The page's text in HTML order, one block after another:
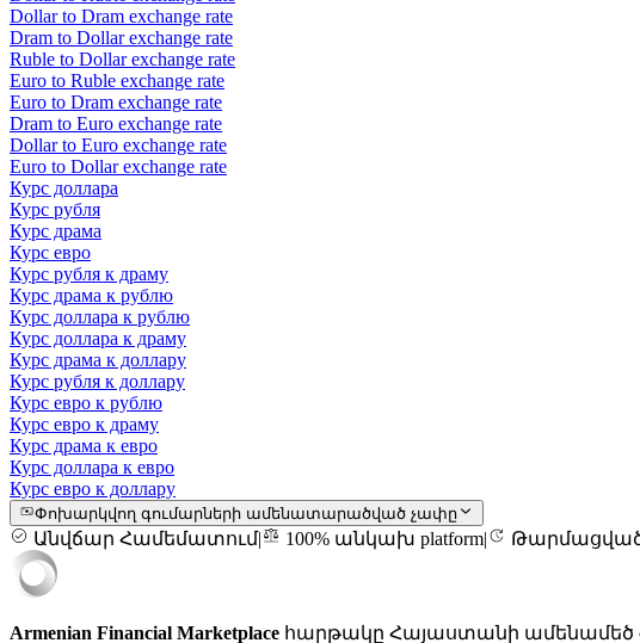
Dollar to Dram exchange rate
Dram to Dollar exchange rate
Ruble to Dollar exchange rate
Euro to Ruble exchange rate
Euro to Dram exchange rate
Dram to Euro exchange rate
Dollar to Euro exchange rate
Euro to Dollar exchange rate
Курс доллара
Курс рубля
Курс драма
Курс евро
Курс рубля к драму
Курс драма к рублю
Курс доллара к рублю
Курс доллара к драму
Курс драма к доллару
Курс рубля к доллару
Курс евро к рублю
Курс евро к драму
Курс драма к евро
Курс доллара к евро
Курс евро к доллару
Փոխարկվող գումարների ամենատարածված չափը
Անվճար Համեմատում| 100% անկախ platform| Թարմացված
Armenian Financial Marketplace հարթակը Հայաստանի ամենամեծ